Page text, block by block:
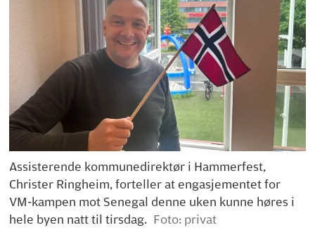
Assisterende kommunedirektør i Hammerfest,
Christer Ringheim, forteller at engasjementet for
VM-kampen mot Senegal denne uken kunne høres i
hele byen natt til tirsdag. Foto: privat